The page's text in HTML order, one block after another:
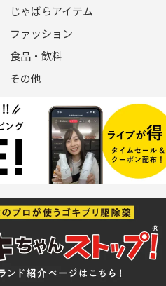
じゃばらアイテム
ファッション
食品・飲料
その他